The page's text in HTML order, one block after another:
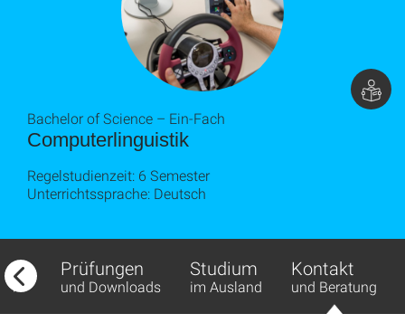
Computerlinguistik
Bachelor of Science – Ein-Fach
Regelstudienzeit: 6 Semester
Unterrichtssprache: Deutsch
Prüfungen
und Downloads
Studium
im Ausland
Kontakt
und Beratung